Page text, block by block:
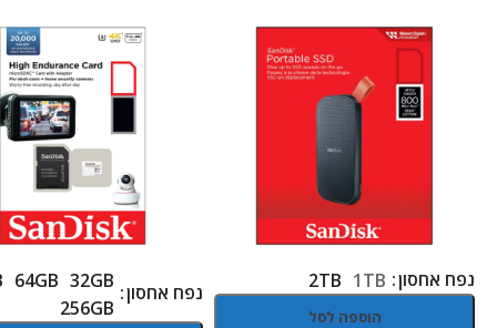
נפח אחסון 1TB
2TB
הוספה לסל
נפח אחסון
32GB
64GB
256GB